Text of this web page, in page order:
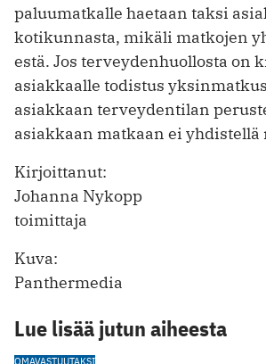
paluumatkalle haetaan taksi
kotikunnasta, mikäli matkojen
estä. Jos terveydenhuollosta on
asiakkaalle todistus
asiakkaan terveydentilan
asiakkaan matkaan ei
Kirjoittanut:
Johanna Nykopp
toimittaja
Kuva:
Panthermedia
Lue lisää jutun aiheesta
OMAVASTUUTAKSI